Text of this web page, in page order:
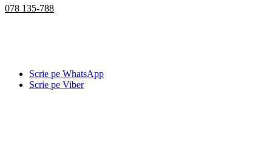
078 135-788
Scrie pe WhatsApp
Scrie pe Viber